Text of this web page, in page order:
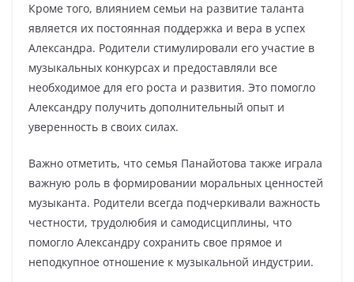
Кроме того, влиянием семьи на развитие таланта
является их постоянная поддержка и вера в успех
Александра. Родители стимулировали его участие в
музыкальных конкурсах и предоставляли все
необходимое для его роста и развития. Это помогло
Александру получить дополнительный опыт и
уверенность в своих силах.
Важно отметить, что семья Панайотова также играла
важную роль в формировании моральных ценностей
музыканта. Родители всегда подчеркивали важность
честности, трудолюбия и самодисциплины, что
помогло Александру сохранить свое прямое и
неподкупное отношение к музыкальной индустрии.